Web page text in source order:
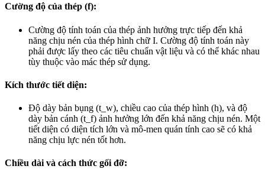
Cường độ của thép (f):
Cường độ tính toán của thép ảnh hưởng trực tiếp đến khả
năng chịu nén của thép hình chữ I. Cường độ tính toán này
phải được lấy theo các tiêu chuẩn vật liệu và có thể khác nhau
tùy thuộc vào mác thép sử dụng.
Kích thước tiết diện:
Độ dày bản bụng (t_w), chiều cao của thép hình (h), và độ
dày bản cánh (t_f) ảnh hưởng lớn đến khả năng chịu nén. Một
tiết diện có diện tích lớn và mô-men quán tính cao sẽ có khả
năng chịu lực nén tốt hơn.
Chiều dài và cách thức gối đỡ: